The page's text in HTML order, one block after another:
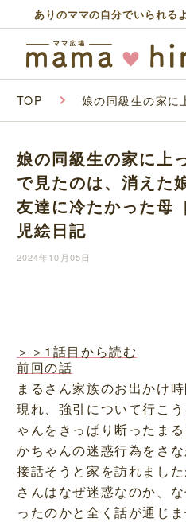
ありのママの自分でいられる
TOP 娘の同級生の家に
った母［３６］｜
娘の同級生の家に上
で見たのは、消えた
友達に冷たかった母
児絵日記
2024年10月05日
＞＞1話目から読む
前回の話
まるさん家族のお出かけ
現れ、強引について行こ
ゃんをきっぱり断ったま
かちゃんの迷惑行為をさ
接話そうと家を訪れまし
さんはなぜ迷惑なのか、
ったのかと全く話が通じ